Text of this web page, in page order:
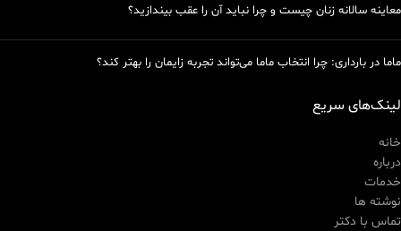
معاینه سالانه زنان چیست و چرا نباید آن را عقب بیندازید؟
ماما در بارداری: چرا انتخاب ماما می‌تواند تجربه زایمان را بهتر کند؟
لینک‌های سریع
خانه
درباره
خدمات
نوشته ها
تماس با دکتر